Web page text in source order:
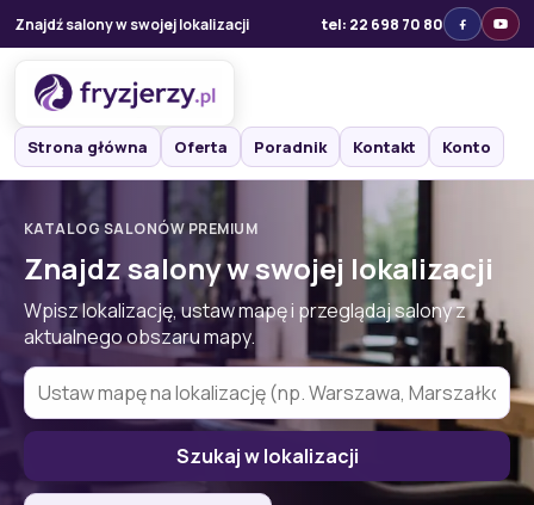
Znajdź salony w swojej lokalizacji tel: 22 698 70 80
Strona główna Oferta Poradnik Kontakt Konto
KATALOG SALONÓW PREMIUM
Znajdz salony w swojej lokalizacji
Wpisz lokalizację, ustaw mapę i przeglądaj salony z
aktualnego obszaru mapy.
Szukaj w lokalizacji